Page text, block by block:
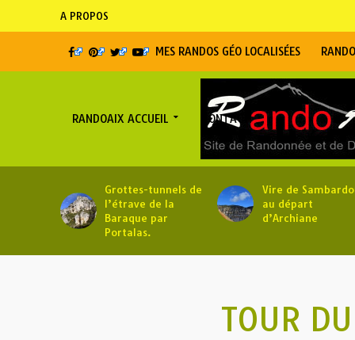
A PROPOS
MES RANDOS GÉO LOCALISÉES
RANDOAIX ACCUEIL CONTACT
Grottes-tunnels de
l’étrave de la
Baraque par
Portalas.
Vire de
au départ
d’Archiane
TOUR